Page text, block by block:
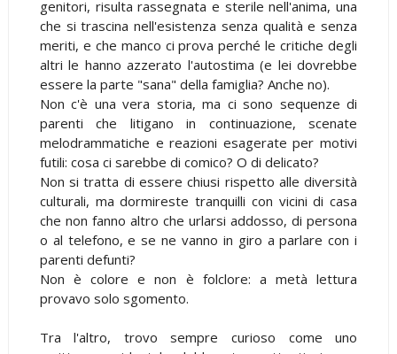
genitori, risulta rassegnata e sterile nell'anima, una
che si trascina nell'esistenza senza qualità e senza
meriti, e che manco ci prova perché le critiche degli
altri le hanno azzerato l'autostima (e lei dovrebbe
essere la parte "sana" della famiglia? Anche no).
Non c'è una vera storia, ma ci sono sequenze di
parenti che litigano in continuazione, scenate
melodrammatiche e reazioni esagerate per motivi
futili: cosa ci sarebbe di comico? O di delicato?
Non si tratta di essere chiusi rispetto alle diversità
culturali, ma dormireste tranquilli con vicini di casa
che non fanno altro che urlarsi addosso, di persona
o al telefono, e se ne vanno in giro a parlare con i
parenti defunti?
Non è colore e non è folclore: a metà lettura
provavo solo sgomento.
Tra l'altro, trovo sempre curioso come uno